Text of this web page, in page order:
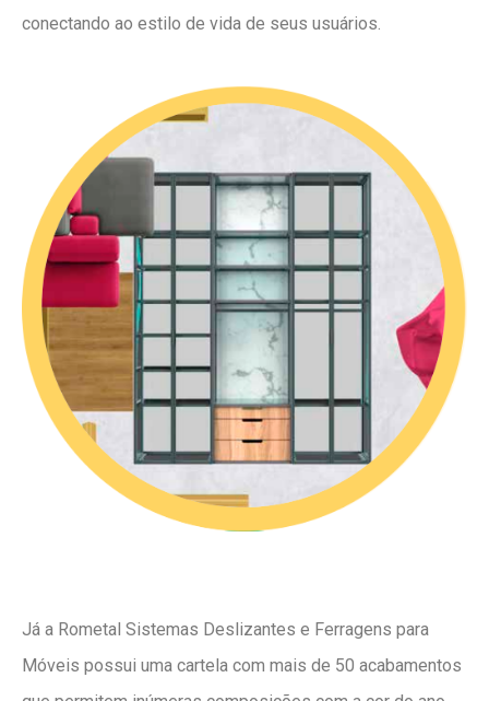
conectando ao estilo de vida de seus usuários.
Já a Rometal Sistemas Deslizantes e Ferragens para
Móveis possui uma cartela com mais de 50 acabamentos